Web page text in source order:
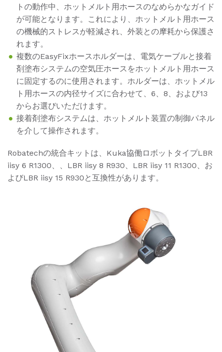
トの動作中、ホットメルト用ホースのなめらかなガイド
が可能となります。これにより、ホットメルト用ホース
の機械的ストレスが軽減され、外装との摩耗から保護さ
れます。
複数のEasyFixホースホルダーは、電気ケーブルと接着
剤塗布システムの空気圧ホースをホットメルト用ホース
に固定するのに使用されます。ホルダーは、ホットメル
ト用ホースの内径サイズに合わせて、6、8、および13
からお選びいただけます。
接着剤塗布システムは、ホットメルト装置の制御パネル
を介して操作されます。
Robatechの統合キットは、Kuka協働ロボットタイプLBR
iisy 6 R1300、、LBR iisy 8 R930、LBR iisy 11 R1300、お
よびLBR iisy 15 R930と互換性があります。